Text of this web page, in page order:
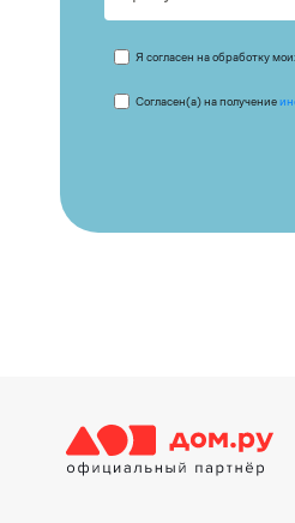
Я согласен на обработку
Согласен(а) на получение